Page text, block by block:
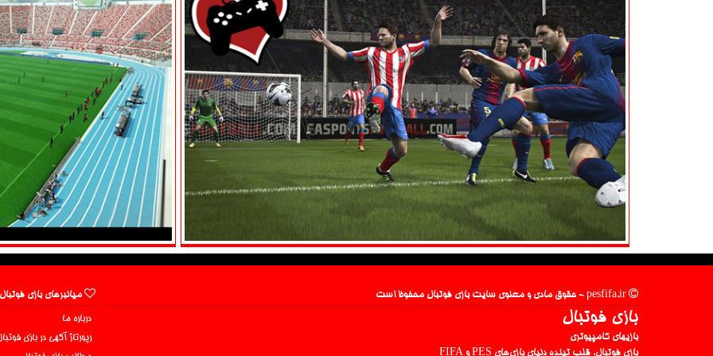
بازی فوتبال
بازیهای کامپیوتری
بازی فوتبال، قلب تپنده دنیای بازی‌های PES و FIFA
میانبرهای بازی
درباره ما
رپورتاژ آگهی در بازی